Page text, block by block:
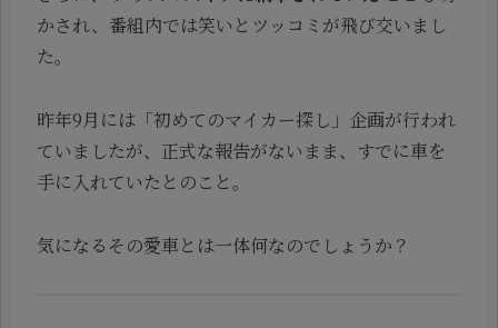
かされ、番組内では笑いとツッコミが飛び交いまし
た。
昨年9月には「初めてのマイカー探し」企画が行われ
ていましたが、正式な報告がないまま、すでに車を
手に入れていたとのこと。
気になるその愛車とは一体何なのでしょうか？